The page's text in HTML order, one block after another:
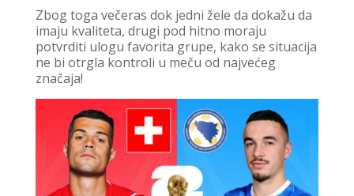
Zbog toga večeras dok jedni žele da dokažu da
imaju kvaliteta, drugi pod hitno moraju
potvrditi ulogu favorita grupe, kako se situacija
ne bi otrgla kontroli u meču od najvećeg
značaja!